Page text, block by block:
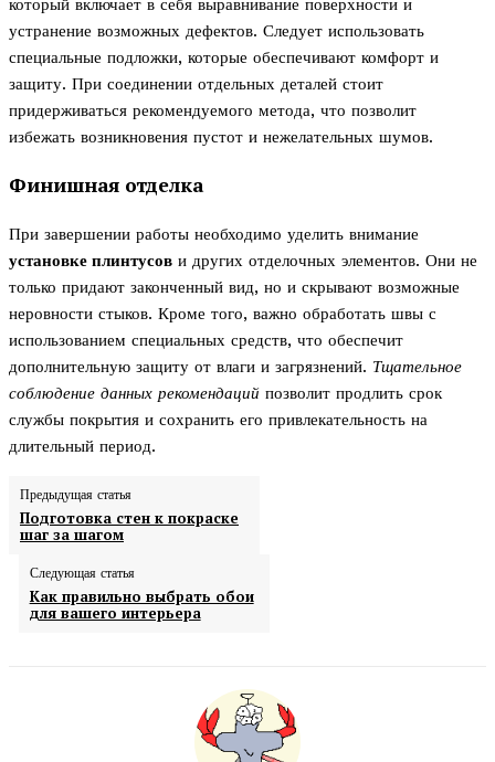
который включает в себя выравнивание поверхности и
устранение возможных дефектов. Следует использовать
специальные подложки, которые обеспечивают комфорт и
защиту. При соединении отдельных деталей стоит
придерживаться рекомендуемого метода, что позволит
избежать возникновения пустот и нежелательных шумов.
Финишная отделка
При завершении работы необходимо уделить внимание
установке плинтусов и других отделочных элементов. Они не
только придают законченный вид, но и скрывают возможные
неровности стыков. Кроме того, важно обработать швы с
использованием специальных средств, что обеспечит
дополнительную защиту от влаги и загрязнений. Тщательное
соблюдение данных рекомендаций позволит продлить срок
службы покрытия и сохранить его привлекательность на
длительный период.
Предыдущая статья
Подготовка стен к покраске
шаг за шагом
Следующая статья
Как правильно выбрать обои
для вашего интерьера